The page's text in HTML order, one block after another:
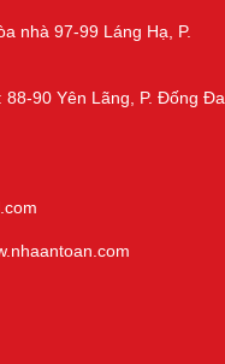
nhà 97-99 Láng Hạ, P.
90 Yên Lãng, P. Đống Đa,